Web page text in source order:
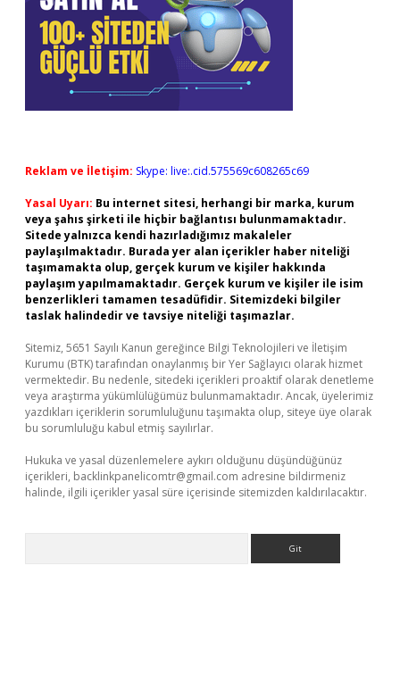
Reklam ve İletişim: Skype: live:.cid.575569c608265c69
Yasal Uyarı: Bu internet sitesi, herhangi bir marka, kurum
veya şahıs şirketi ile hiçbir bağlantısı bulunmamaktadır.
Sitede yalnızca kendi hazırladığımız makaleler
paylaşılmaktadır. Burada yer alan içerikler haber niteliği
taşımamakta olup, gerçek kurum ve kişiler hakkında
paylaşım yapılmamaktadır. Gerçek kurum ve kişiler ile isim
benzerlikleri tamamen tesadüfidir. Sitemizdeki bilgiler
taslak halindedir ve tavsiye niteliği taşımazlar.
Sitemiz, 5651 Sayılı Kanun gereğince Bilgi Teknolojileri ve İletişim
Kurumu (BTK) tarafından onaylanmış bir Yer Sağlayıcı olarak hizmet
vermektedir. Bu nedenle, sitedeki içerikleri proaktif olarak denetleme
veya araştırma yükümlülüğümüz bulunmamaktadır. Ancak, üyelerimiz
yazdıkları içeriklerin sorumluluğunu taşımakta olup, siteye üye olarak
bu sorumluluğu kabul etmiş sayılırlar.
Hukuka ve yasal düzenlemelere aykırı olduğunu düşündüğünüz
içerikleri, backlinkpanelicomtr@gmail.com adresine bildirmeniz
halinde, ilgili içerikler yasal süre içerisinde sitemizden kaldırılacaktır.